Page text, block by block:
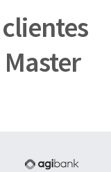
clientes
Master